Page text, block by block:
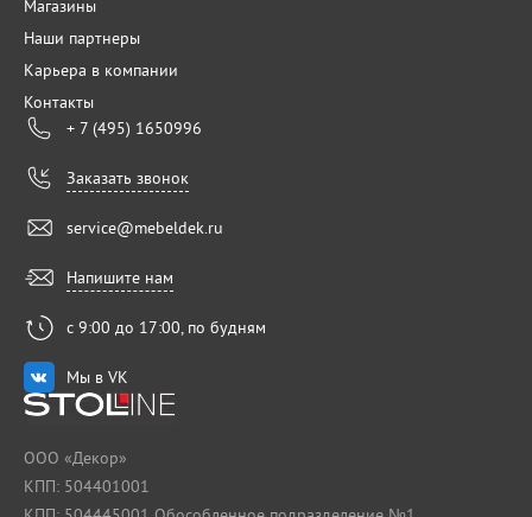
Магазины
Наши партнеры
Карьера в компании
Контакты
+ 7 (495) 1650996
Заказать звонок
service@mebeldek.ru
Напишите нам
с 9:00 до 17:00, по будням
Мы в VK
ООО «Декор»
КПП: 504401001